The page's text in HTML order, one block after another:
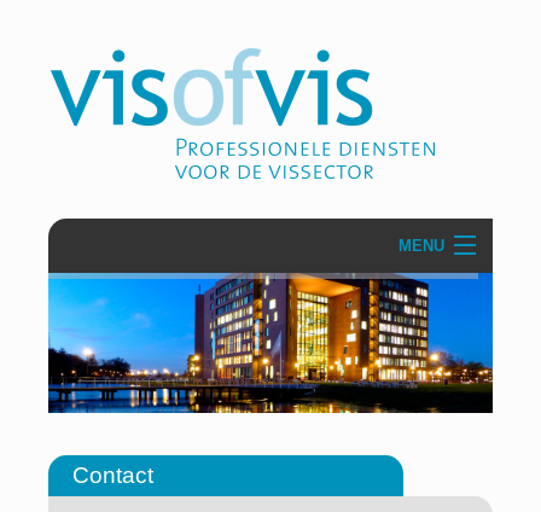
MENU
Over VisofVis
Projecten
Communicatie & PR
Zakelijke dienstverlening
Contact